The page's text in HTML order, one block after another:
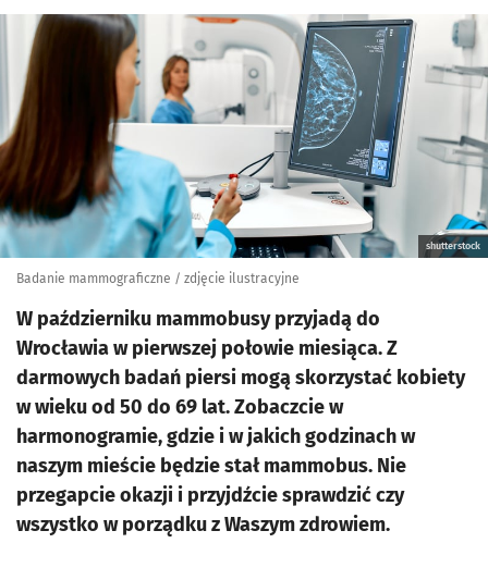
Kliknij, aby powiększyć
shutterstock
Badanie mammograficzne / zdjęcie ilustracyjne
W październiku mammobusy przyjadą do
Wrocławia w pierwszej połowie miesiąca. Z
darmowych badań piersi mogą skorzystać kobiety
w wieku od 50 do 69 lat. Zobaczcie w
harmonogramie, gdzie i w jakich godzinach w
naszym mieście będzie stał mammobus. Nie
przegapcie okazji i przyjdźcie sprawdzić czy
wszystko w porządku z Waszym zdrowiem.